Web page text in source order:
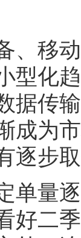
、移
型化
据传
成为
逐步
单量
好二